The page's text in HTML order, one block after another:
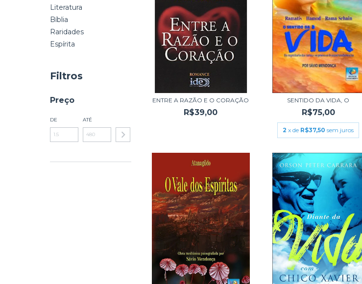
Literatura
Bíblia
Raridades
Espírita
Filtros
Preço
DE ATÉ
ENTRE A RAZÃO E O CORAÇÃO
R$39,00
SENTIDO DA VIDA, O
R$75,00
2 x de R$37,50 sem juros